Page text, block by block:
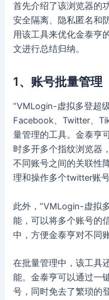
首先介绍了该浏览器的
安全隔离、隐私匿名和
用该工具来优化金泰亨
文进行总结归纳。
1、账号批量管理
“VMLogin-虚拟多登超
Facebook、Twitter、
量管理的工具。金泰亨
时多开多个指纹浏览器
不同账号之间的关联性
理和操作多个twitter账
此外，”VMLogin-虚拟
能，可以将多个账号的
中，方便金泰亨对不同
在批量管理中，该工具
能。金泰亨可以通过一
号，同时免去了繁琐的